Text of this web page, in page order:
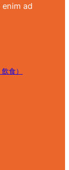
ad
食）